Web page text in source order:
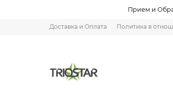
Прием и
Доставка и Оплата Политика в